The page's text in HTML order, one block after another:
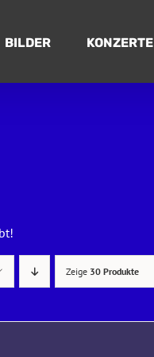
BILDER KONZERTE
Zeige 30 Produkte